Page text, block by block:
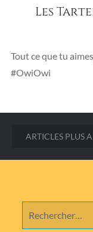
Les
Tout ce que tu
#OwiOwi
des
ARTICLES PLUS